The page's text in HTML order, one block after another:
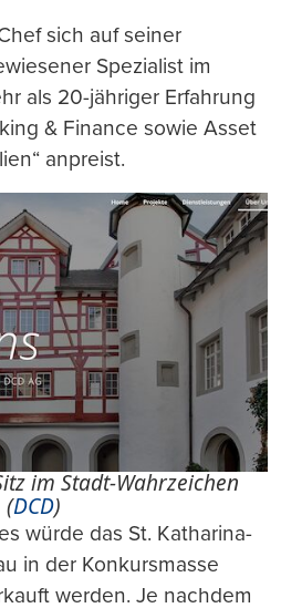
sich auf seiner
Spezialist im
als 20-jähriger Erfahrung
& Finance sowie Asset
anpreist.
im Stadt-Wahrzeichen
(DCD)
würde das St. Katharina-
in der Konkursmasse
werden. Je nachdem